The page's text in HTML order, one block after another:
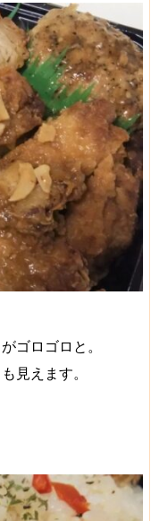
がゴロゴロと。
も見えます。